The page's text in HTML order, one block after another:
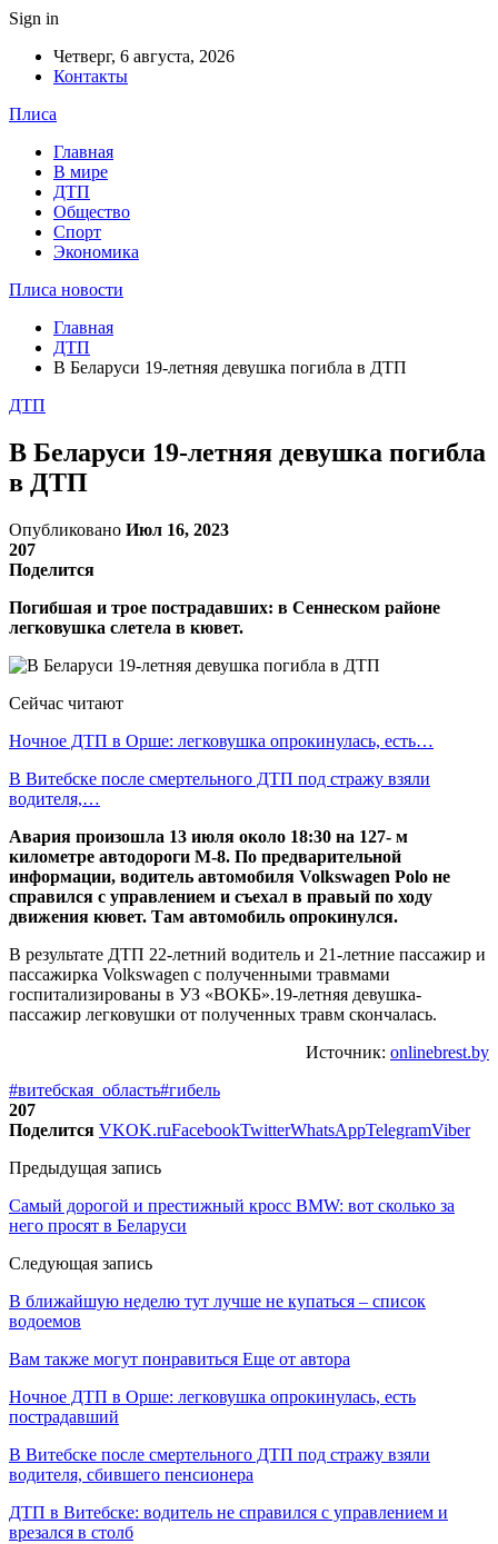
Sign in
Четверг, 6 августа, 2026
Контакты
Плиса
Главная
В мире
ДТП
Общество
Спорт
Экономика
Плиса новости
Главная
ДТП
В Беларуси 19-летняя девушка погибла в ДТП
ДТП
В Беларуси 19-летняя девушка погибла
в ДТП
Опубликовано Июл 16, 2023
207
Поделится
Погибшая и трое пострадавших: в Сеннеском районе
легковушка слетела в кювет.
Сейчас читают
Ночное ДТП в Орше: легковушка опрокинулась, есть…
В Витебске после смертельного ДТП под стражу взяли
водителя,…
Авария произошла 13 июля около 18:30 на 127- м
километре автодороги М-8. По предварительной
информации, водитель автомобиля Volkswagen Polo не
справился с управлением и съехал в правый по ходу
движения кювет. Там автомобиль опрокинулся.
В результате ДТП 22-летний водитель и 21-летние пассажир и
пассажирка Volkswagen с полученными травмами
госпитализированы в УЗ «ВОКБ».19-летняя девушка-
пассажир легковушки от полученных травм скончалась.
Источник: onlinebrest.by
#витебская_область#гибель
207
Поделится VKOK.ruFacebookTwitterWhatsAppTelegramViber
Предыдущая запись
Самый дорогой и престижный кросс BMW: вот сколько за
него просят в Беларуси
Следующая запись
В ближайшую неделю тут лучше не купаться – список
водоемов
Вам также могут понравиться Еще от автора
Ночное ДТП в Орше: легковушка опрокинулась, есть
пострадавший
В Витебске после смертельного ДТП под стражу взяли
водителя, сбившего пенсионера
ДТП в Витебске: водитель не справился с управлением и
врезался в столб